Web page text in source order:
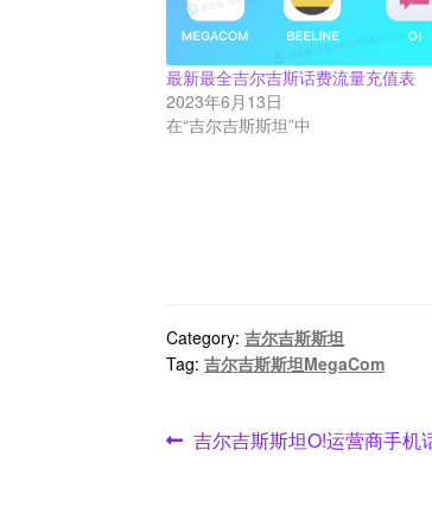
最新最全吉尔吉斯话费流量充值表
2023年6月13日
在“吉尔吉斯斯坦”中
Category:吉尔吉斯斯坦
Tag:吉尔吉斯斯坦MegaCom
文Previous
吉尔吉斯斯坦O!运营商手机